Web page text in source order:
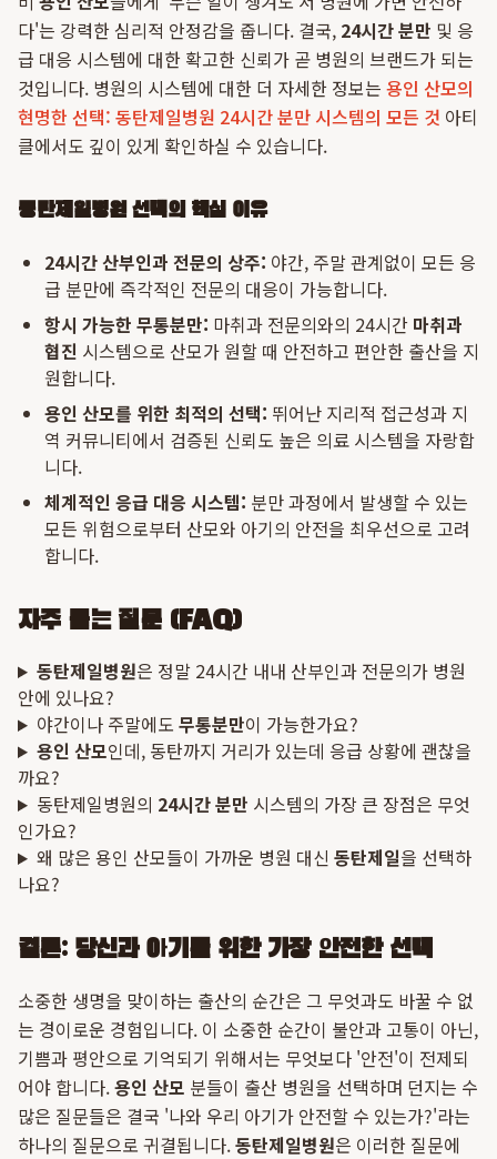
다'는 강력한 심리적 안정감을 줍니다. 결국, 24시간 분만 및 응
급 대응 시스템에 대한 확고한 신뢰가 곧 병원의 브랜드가 되는
것입니다. 병원의 시스템에 대한 더 자세한 정보는 용인 산모의
현명한 선택: 동탄제일병원 24시간 분만 시스템의 모든 것 아티
클에서도 깊이 있게 확인하실 수 있습니다.
동탄제일병원 선택의 핵심 이유
24시간 산부인과 전문의 상주: 야간, 주말 관계없이 모든 응
급 분만에 즉각적인 전문의 대응이 가능합니다.
항시 가능한 무통분만: 마취과 전문의와의 24시간 마취과
협진 시스템으로 산모가 원할 때 안전하고 편안한 출산을 지
원합니다.
용인 산모를 위한 최적의 선택: 뛰어난 지리적 접근성과 지
역 커뮤니티에서 검증된 신뢰도 높은 의료 시스템을 자랑합
니다.
체계적인 응급 대응 시스템: 분만 과정에서 발생할 수 있는
모든 위험으로부터 산모와 아기의 안전을 최우선으로 고려
합니다.
자주 묻는 질문 (FAQ)
동탄제일병원은 정말 24시간 내내 산부인과 전문의가 병원
안에 있나요?
야간이나 주말에도 무통분만이 가능한가요?
용인 산모인데, 동탄까지 거리가 있는데 응급 상황에 괜찮을
까요?
동탄제일병원의 24시간 분만 시스템의 가장 큰 장점은 무엇
인가요?
왜 많은 용인 산모들이 가까운 병원 대신 동탄제일을 선택하
나요?
결론: 당신과 아기를 위한 가장 안전한 선택
소중한 생명을 맞이하는 출산의 순간은 그 무엇과도 바꿀 수 없
는 경이로운 경험입니다. 이 소중한 순간이 불안과 고통이 아닌,
기쁨과 평안으로 기억되기 위해서는 무엇보다 '안전'이 전제되
어야 합니다.용인 산모 분들이 출산 병원을 선택하며 던지는 수
많은 질문들은 결국 '나와 우리 아기가 안전할 수 있는가?'라는
하나의 질문으로 귀결됩니다.동탄제일병원은 이러한 질문에